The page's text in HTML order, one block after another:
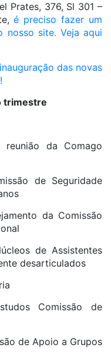
Prates, 376, Sl 301 –
é preciso fazer um
nosso site. Veja aqui
das novas
trimestre
reunião da Comago
de Seguridade
da Comissão
de Assistentes
desarticulados
Comissão de
de Apoio a Grupos